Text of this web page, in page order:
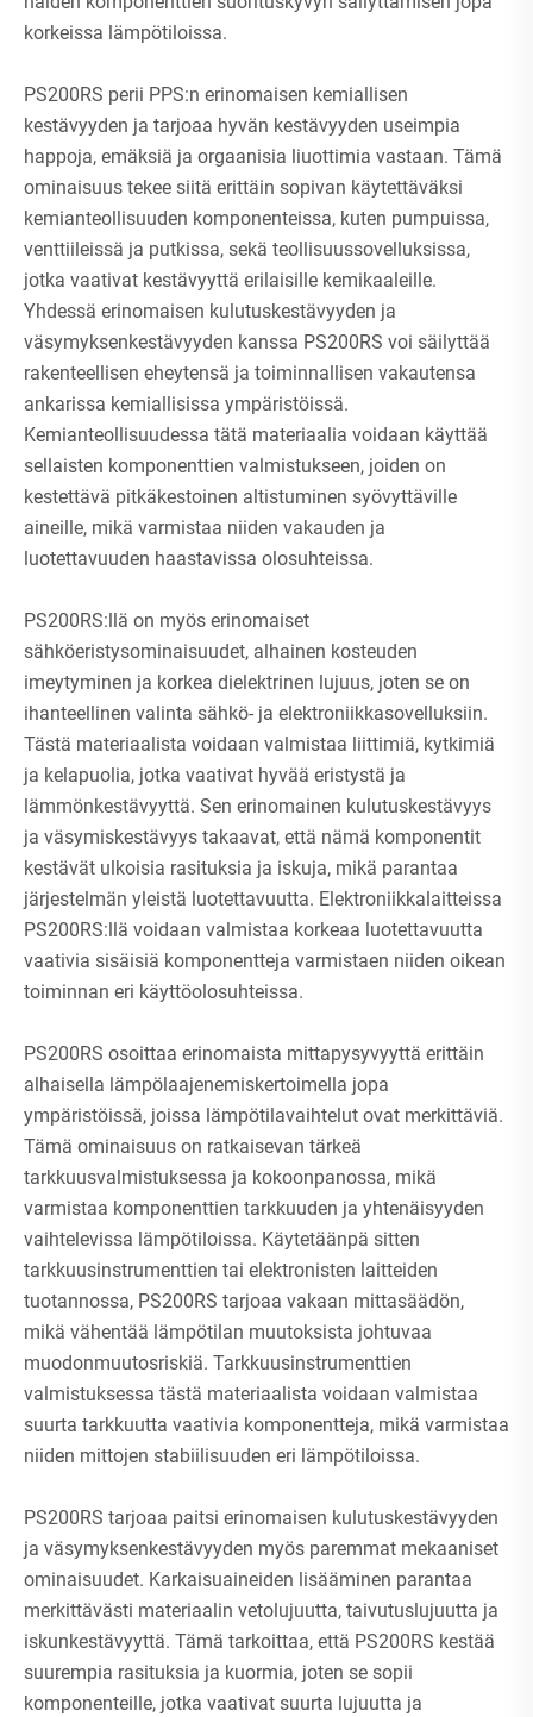
korkeissa lämpötiloissa.
PS200RS perii PPS:n erinomaisen kemiallisen
kestävyyden ja tarjoaa hyvän kestävyyden useimpia
happoja, emäksiä ja orgaanisia liuottimia vastaan. Tämä
ominaisuus tekee siitä erittäin sopivan käytettäväksi
kemianteollisuuden komponenteissa, kuten pumpuissa,
venttiileissä ja putkissa, sekä teollisuussovelluksissa,
jotka vaativat kestävyyttä erilaisille kemikaaleille.
Yhdessä erinomaisen kulutuskestävyyden ja
väsymyksenkestävyyden kanssa PS200RS voi säilyttää
rakenteellisen eheytensä ja toiminnallisen vakautensa
ankarissa kemiallisissa ympäristöissä.
Kemianteollisuudessa tätä materiaalia voidaan käyttää
sellaisten komponenttien valmistukseen, joiden on
kestettävä pitkäkestoinen altistuminen syövyttäville
aineille, mikä varmistaa niiden vakauden ja
luotettavuuden haastavissa olosuhteissa.
PS200RS:llä on myös erinomaiset
sähköeristysominaisuudet, alhainen kosteuden
imeytyminen ja korkea dielektrinen lujuus, joten se on
ihanteellinen valinta sähkö- ja elektroniikkasovelluksiin.
Tästä materiaalista voidaan valmistaa liittimiä, kytkimiä
ja kelapuolia, jotka vaativat hyvää eristystä ja
lämmönkestävyyttä. Sen erinomainen kulutuskestävyys
ja väsymiskestävyys takaavat, että nämä komponentit
kestävät ulkoisia rasituksia ja iskuja, mikä parantaa
järjestelmän yleistä luotettavuutta. Elektroniikkalaitteissa
PS200RS:llä voidaan valmistaa korkeaa luotettavuutta
vaativia sisäisiä komponentteja varmistaen niiden oikean
toiminnan eri käyttöolosuhteissa.
PS200RS osoittaa erinomaista mittapysyvyyttä erittäin
alhaisella lämpölaajenemiskertoimella jopa
ympäristöissä, joissa lämpötilavaihtelut ovat merkittäviä.
Tämä ominaisuus on ratkaisevan tärkeä
tarkkuusvalmistuksessa ja kokoonpanossa, mikä
varmistaa komponenttien tarkkuuden ja yhtenäisyyden
vaihtelevissa lämpötiloissa. Käytetäänpä sitten
tarkkuusinstrumenttien tai elektronisten laitteiden
tuotannossa, PS200RS tarjoaa vakaan mittasäädön,
mikä vähentää lämpötilan muutoksista johtuvaa
muodonmuutosriskiä. Tarkkuusinstrumenttien
valmistuksessa tästä materiaalista voidaan valmistaa
suurta tarkkuutta vaativia komponentteja, mikä varmistaa
niiden mittojen stabiilisuuden eri lämpötiloissa.
PS200RS tarjoaa paitsi erinomaisen kulutuskestävyyden
ja väsymyksenkestävyyden myös paremmat mekaaniset
ominaisuudet. Karkaisuaineiden lisääminen parantaa
merkittävästi materiaalin vetolujuutta, taivutuslujuutta ja
iskunkestävyyttä. Tämä tarkoittaa, että PS200RS kestää
suurempia rasituksia ja kuormia, joten se sopii
komponenteille, jotka vaativat suurta lujuutta ja